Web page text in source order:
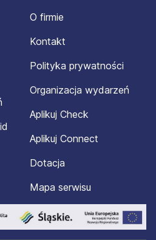
O firmie
Kontakt
Polityka prywatności
Organizacja wydarzeń
Aplikuj Check
Aplikuj Connect
Dotacja
Mapa serwisu